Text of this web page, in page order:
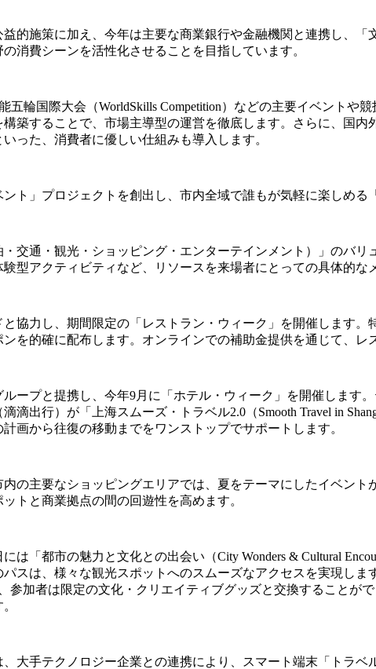
的施策に加え、今年は主要な商業銀行や金融機関と連携し、
消費シーンを活性化させることを目指しています。
五輪国際大会（WorldSkills Competition）などの主要イベント
築することで、市場主導型の運営を徹底します。さらに、国
った、消費者に優しい仕組みも導入します。
ト」プロジェクトを創出し、市内全域で誰もが気軽に楽しめる
・交通・観光・ショッピング・エンターテインメント）」のバ
型アクティビティなど、リソースを来場者にとっての具体的な
協力し、期間限定の「レストラン・ウィーク」を開催します
を的確に配布します。オンラインでの補助金提供を通じて、
ープと提携し、今年9月に「ホテル・ウィーク」を開催します
滴出行）が「上海スムーズ・トラベル2.0（Smooth Travel in
画から往復の移動までをワンストップでサポートします。
の主要なショッピングエリアでは、夏をテーマにしたイベン
トと商業拠点の間の回遊性を高めます。
は「都市の魅力と文化との出会い（City Wonders & Cultural
スは、様々な観光スポットへのスムーズなアクセスを実現し
、参加者は限定の文化・クリエイティブグッズと交換すること
大手テクノロジー企業との連携により、スマート端末「トラ